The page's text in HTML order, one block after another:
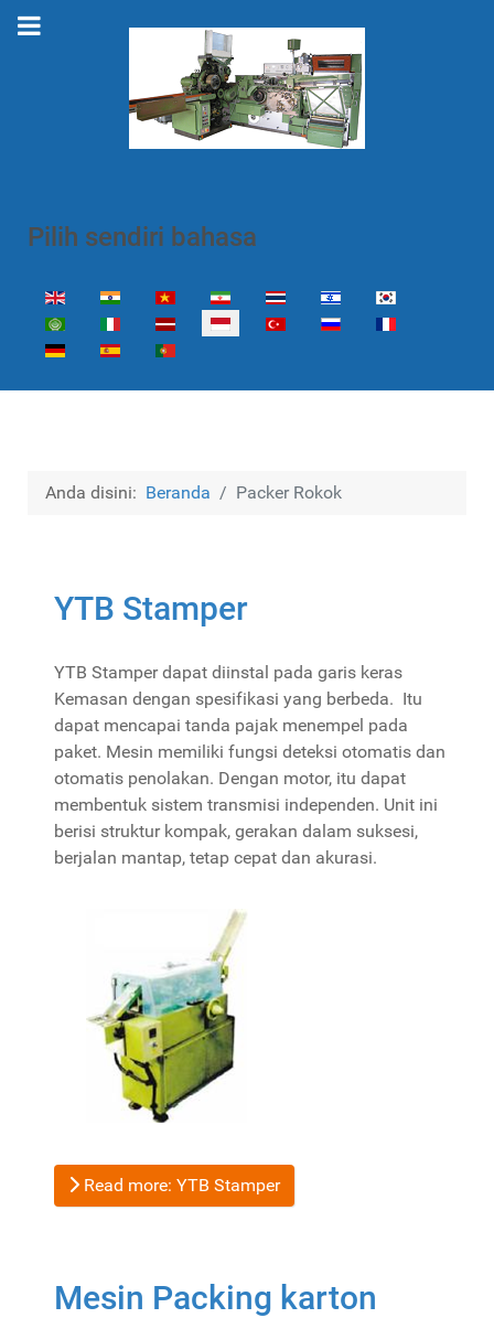
Pilih sendiri bahasa
Select your language
Anda disini: Beranda Packer Rokok
YTB Stamper
YTB Stamper dapat diinstal pada garis keras
Kemasan dengan spesifikasi yang berbeda. Itu
dapat mencapai tanda pajak menempel pada
paket. Mesin memiliki fungsi deteksi otomatis dan
otomatis penolakan. Dengan motor, itu dapat
membentuk sistem transmisi independen. Unit ini
berisi struktur kompak, gerakan dalam suksesi,
berjalan mantap, tetap cepat dan akurasi.
Read more: YTB Stamper
Mesin Packing karton